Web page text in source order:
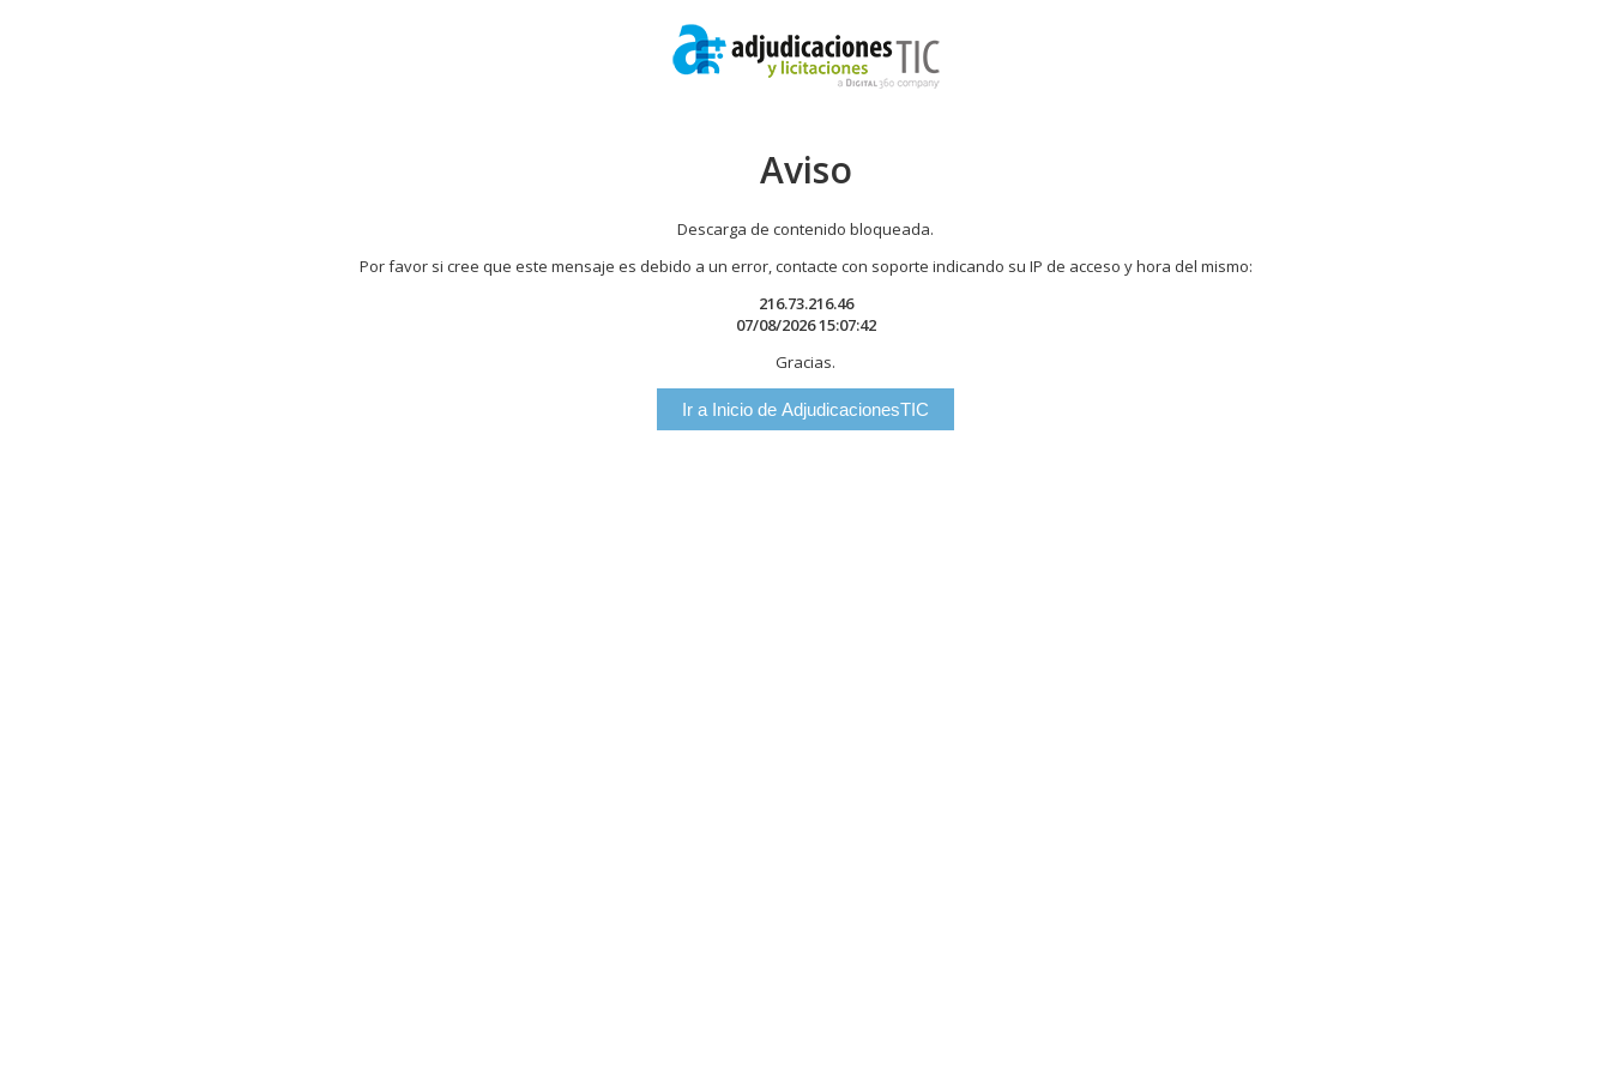
Aviso
Descarga de contenido bloqueada.
Por favor si cree que este mensaje es debido a un error, contacte con soporte indicando su IP de acceso y hora del mismo:
216.73.216.46
07/08/2026 15:07:42
Gracias.